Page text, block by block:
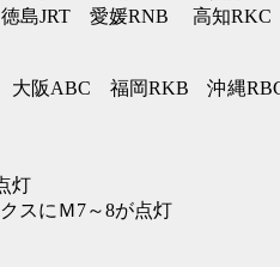
島JRT 愛媛RNB 高知
阪ABC 福岡RKB 沖縄
灯
スにＭ7～8が点灯